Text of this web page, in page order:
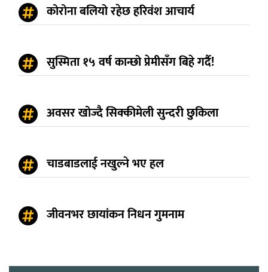
कोरोना बलियो रहेछ हरिवंश आचार्य
सुस्मिता १५ वर्ष कान्छो प्रेमीसँग बिहे गर्दै!
अवसर खोज्दै सिक्कीमेली सुन्दरी छुकिला
चाडबाडलाई नखुल्ने भए हल
जीवनभर छायांकन निधन गुमनाम